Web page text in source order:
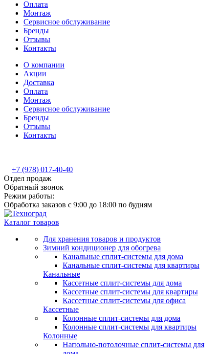
Оплата
Монтаж
Сервисное обслуживание
Бренды
Отзывы
Контакты
О компании
Акции
Доставка
Оплата
Монтаж
Сервисное обслуживание
Бренды
Отзывы
Контакты
+7 (978) 017-40-40
Отдел продаж
Обратный звонок
Режим работы:
Обработка заказов с 9:00 до 18:00 по будням
Каталог товаров
Для хранения товаров и продуктов
Зимний кондиционер для обогрева
Канальные сплит-системы для дома
Канальные сплит-системы для квартиры
Канальные
Кассетные сплит-системы для дома
Кассетные сплит-системы для квартиры
Кассетные сплит-системы для офиса
Кассетные
Колонные сплит-системы для дома
Колонные сплит-системы для квартиры
Колонные
Напольно-потолочные сплит-системы для